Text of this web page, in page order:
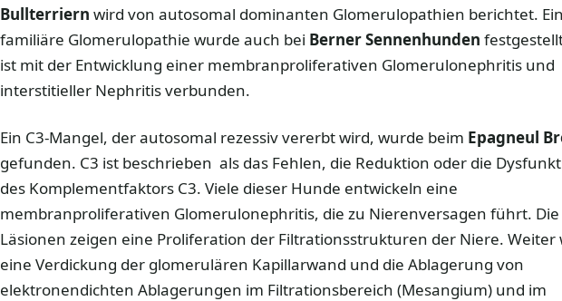
Bullterriern wird von autosomal dominanten Glomerulopathien berichtet.
familiäre Glomerulopathie wurde auch bei Berner Sennenhunden
ist mit der Entwicklung einer membranproliferativen Glomerulonephritis und
interstitieller Nephritis verbunden.
Ein C3-Mangel, der autosomal rezessiv vererbt wird, wurde beim Epagneul
gefunden. C3 ist beschrieben als das Fehlen, die Reduktion oder die
des Komplementfaktors C3. Viele dieser Hunde entwickeln eine
membranproliferativen Glomerulonephritis, die zu Nierenversagen führt. Die
Läsionen zeigen eine Proliferation der Filtrationsstrukturen der Niere. Weiter
eine Verdickung der glomerulären Kapillarwand und die Ablagerung von
elektronendichten Ablagerungen im Filtrationsbereich (Mesangium) und im